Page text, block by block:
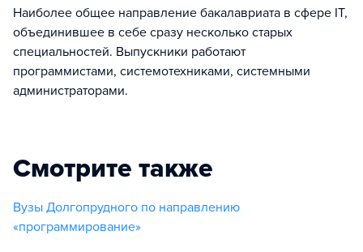
Наиболее общее направление бакалавриата в сфере IT,
объединившее в себе сразу несколько старых
специальностей. Выпускники работают
программистами, системотехниками, системными
администраторами.
Смотрите также
Вузы Долгопрудного по направлению
«программирование»